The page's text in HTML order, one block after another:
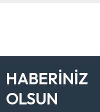
HABERİNİZ
OLSUN